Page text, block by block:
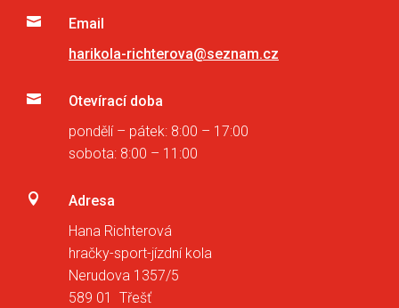

Email
harikola-richterova@seznam.cz

Otevírací doba
pondělí – pátek: 8:00 – 17:00
sobota: 8:00 – 11:00

Adresa
Hana Richterová
hračky-sport-jízdní kola
Nerudova 1357/5
589 01 Třešť